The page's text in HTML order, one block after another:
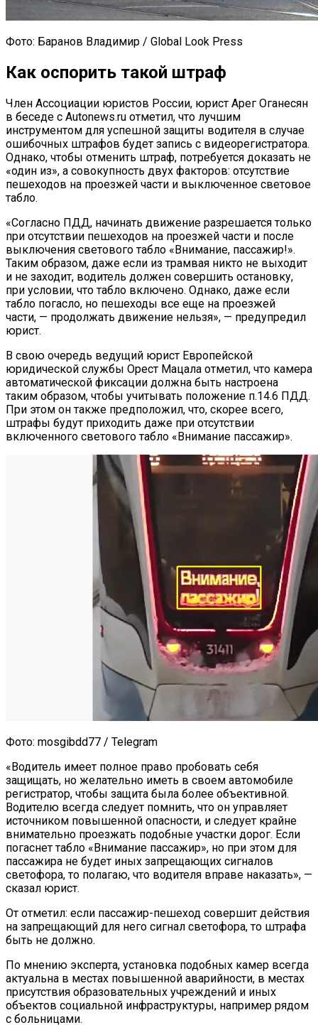
Фото: Баранов Владимир / Global Look Press
Как оспорить такой штраф
Член Ассоциации юристов России, юрист Арег Оганесян
в беседе с Autonews.ru отметил, что лучшим
инструментом для успешной защиты водителя в случае
ошибочных штрафов будет запись с видеорегистратора.
Однако, чтобы отменить штраф, потребуется доказать не
«один из», а совокупность двух факторов: отсутствие
пешеходов на проезжей части и выключенное световое
табло.
«Согласно ПДД, начинать движение разрешается только
при отсутствии пешеходов на проезжей части и после
выключения светового табло «Внимание, пассажир!».
Таким образом, даже если из трамвая никто не выходит
и не заходит, водитель должен совершить остановку,
при условии, что табло включено. Однако, даже если
табло погасло, но пешеходы все еще на проезжей
части, — продолжать движение нельзя», — предупредил
юрист.
В свою очередь ведущий юрист Европейской
юридической службы Орест Мацала отметил, что камера
автоматической фиксации должна быть настроена
таким образом, чтобы учитывать положение п.14.6 ПДД.
При этом он также предположил, что, скорее всего,
штрафы будут приходить даже при отсутствии
включенного светового табло «Внимание пассажир».
Фото: mosgibdd77 / Telegram
«Водитель имеет полное право пробовать себя
защищать, но желательно иметь в своем автомобиле
регистратор, чтобы защита была более объективной.
Водителю всегда следует помнить, что он управляет
источником повышенной опасности, и следует крайне
внимательно проезжать подобные участки дорог. Если
погаснет табло «Внимание пассажир», но при этом для
пассажира не будет иных запрещающих сигналов
светофора, то полагаю, что водителя вправе наказать», —
сказал юрист.
От отметил: если пассажир-пешеход совершит действия
на запрещающий для него сигнал светофора, то штрафа
быть не должно.
По мнению эксперта, установка подобных камер всегда
актуальна в местах повышенной аварийности, в местах
присутствия образовательных учреждений и иных
объектов социальной инфраструктуры, например рядом
с больницами.